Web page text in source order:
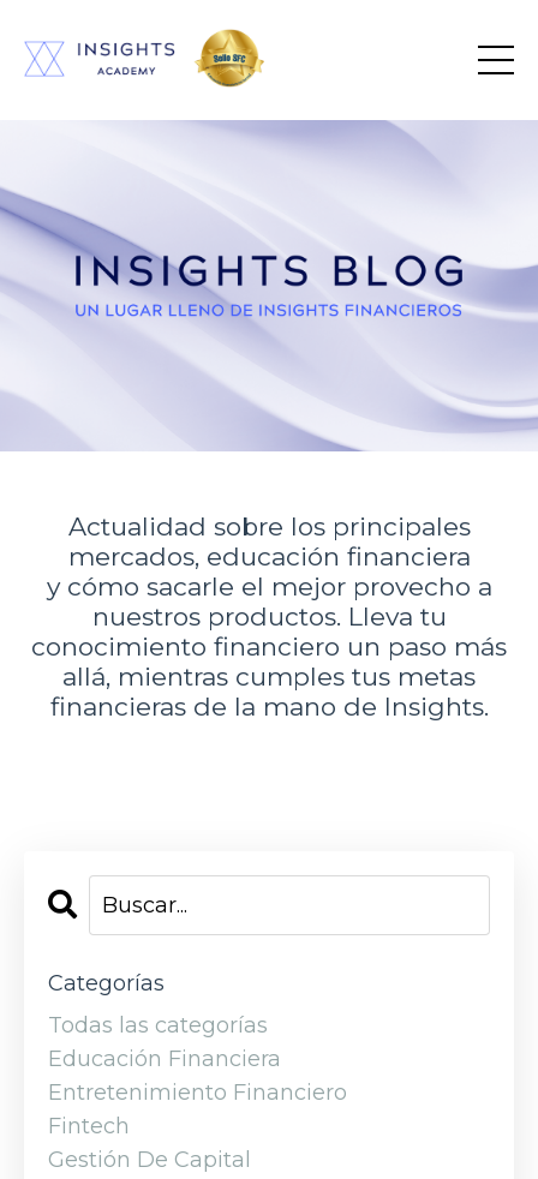
Actualidad sobre los principales
mercados, educación financiera
y cómo sacarle el mejor provecho a
nuestros productos. Lleva tu
conocimiento financiero un paso más
allá, mientras cumples tus metas
financieras de la mano de Insights.
Categorías
Todas las categorías
Educación Financiera
Entretenimiento Financiero
Fintech
Gestión De Capital